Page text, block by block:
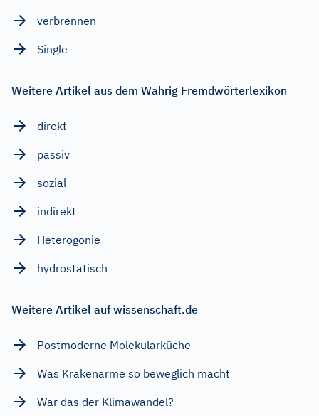
verbrennen
Single
Weitere Artikel aus dem Wahrig Fremdwörterlexikon
direkt
passiv
sozial
indirekt
Heterogonie
hydrostatisch
Weitere Artikel auf wissenschaft.de
Postmoderne Molekularküche
Was Krakenarme so beweglich macht
War das der Klimawandel?